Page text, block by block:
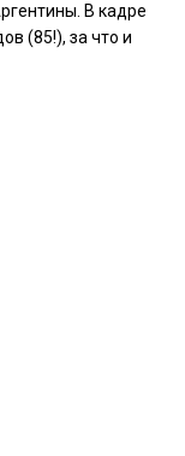
В кадре
(85!), за что и